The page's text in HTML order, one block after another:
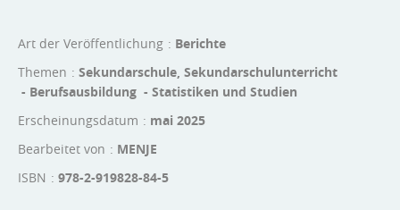
Art der Veröffentlichung
Berichte
Themen
Sekundarschule, Sekundarschulunterricht
- Berufsausbildung - Statistiken und Studien
Erscheinungsdatum
mai 2025
Bearbeitet von
MENJE
ISBN
978-2-919828-84-5